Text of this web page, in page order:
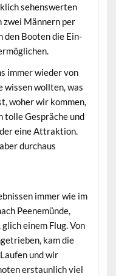
sehenswerten
zwei Männern per
den Booten die Ein-
immer wieder von
wissen wollten, was
woher wir kommen,
tolle Gespräche und
eine Attraktion.
durchaus
immer wie im
Peenemünde,
einem Flug. Von
kam die
und wir
erstaunlich viel